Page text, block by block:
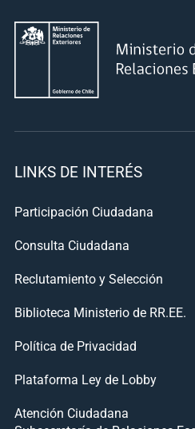
LINKS DE INTERÉS
Participación Ciudadana
Consulta Ciudadana
Reclutamiento y Selección
Biblioteca Ministerio de RR.EE.
Política de Privacidad
Plataforma Ley de Lobby
Atención Ciudadana